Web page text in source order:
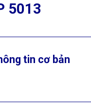
5013
tin cơ bản